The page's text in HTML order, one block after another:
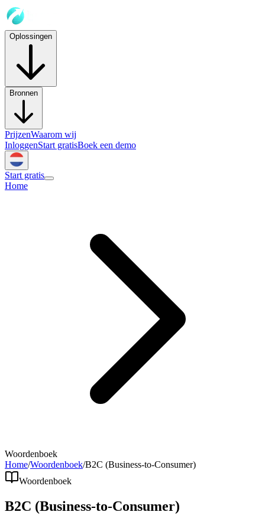
Oplossingen
Bronnen
PrijzenWaarom wij
InloggenStart gratisBoek een demo
Start gratis
Home
Woordenboek
Home/Woordenboek/B2C (Business-to-Consumer)
Woordenboek
B2C (Business-to-Consumer)